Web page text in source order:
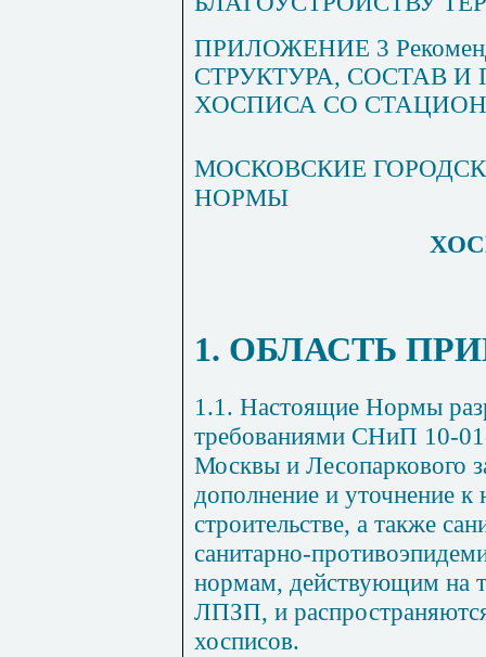
ПРИЛОЖЕНИЕ 3
СТРУКТУРА, СОСТАВ
ХОСПИСА СО
МОСКОВСКИЕ
НОРМЫ
1. ОБЛАСТЬ
1.1. Настоящие Нормы
требованиями СНиП 10-
Москвы и Лесопаркового
дополнение и уточнение
строительстве, а также
санитарно-
нормам, действующим на
ЛПЗП, и
хосписов.